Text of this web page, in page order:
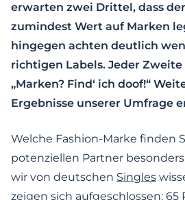
erwarten zwei Drittel, dass
zumindest Wert auf Marken
hingegen achten deutlich
richtigen Labels. Jeder Zweite
„Marken? Find‘ ich doof!“
Ergebnisse unserer Umfrage
Welche Fashion-Marke finden
potenziellen Partner besonders
wir von deutschen Singles
zeigen sich aufgeschlossen: 65